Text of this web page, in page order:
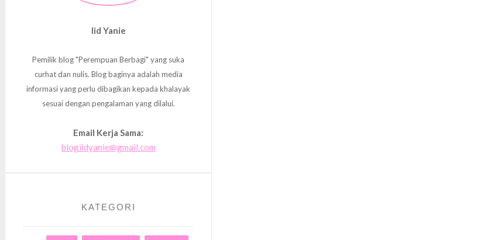
Iid Yanie
Pemilik blog "Perempuan Berbagi" yang suka
curhat dan nulis. Blog baginya adalah media
informasi yang perlu dibagikan kepada khalayak
sesuai dengan pengalaman yang dilalui.
Email Kerja Sama:
blogiidyanie@gmail.com
KATEGORI